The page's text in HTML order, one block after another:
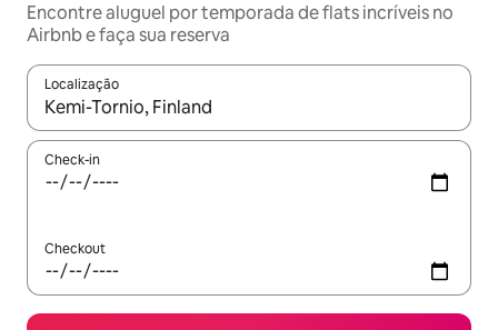
Encontre aluguel por temporada de flats incríveis no
Airbnb e faça sua reserva
Localização
Quando os resultados estiverem disponíveis, explore-os
Check-in
Checkout